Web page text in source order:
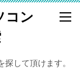
コン
して頂けます。